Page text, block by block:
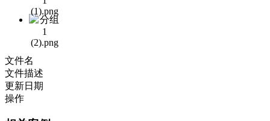
文件名
文件描述
更新日期
操作